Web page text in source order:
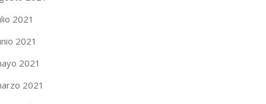
2021
2021
2021
2021